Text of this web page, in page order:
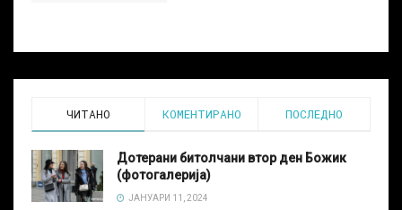
ЧИТАНО КОМЕНТИРАНО ПОСЛЕДНО
Дотерани битолчани втор ден Божик
(фотогалерија)
ЈАНУАРИ 11, 2024